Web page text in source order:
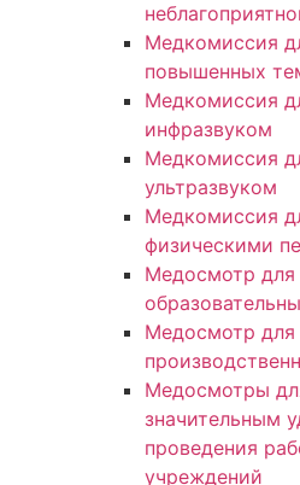
Медкомиссия
повышенных
Медкомиссия
инфразвуком
Медкомиссия
ультразвуком
Медкомиссия
физическими
Медосмотр для
Медосмотр для
Медосмотры
значительным
проведения
учреждений